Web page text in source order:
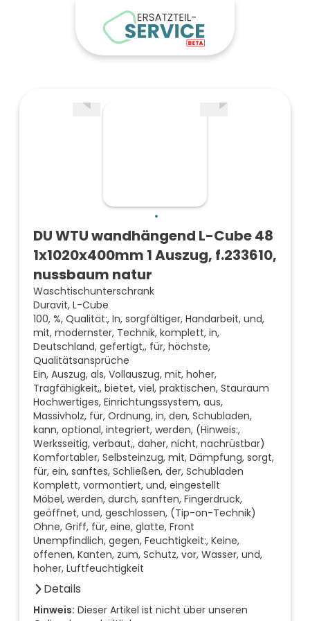
DU WTU wandhängend L-Cube 48
1x1020x400mm 1 Auszug, f.233610,
nussbaum natur
Waschtischunterschrank
Duravit, L-Cube
100, %, Qualität:, In, sorgfältiger, Handarbeit, und,
mit, modernster, Technik, komplett, in,
Deutschland, gefertigt,, für, höchste,
Qualitätsansprüche
Ein, Auszug, als, Vollauszug, mit, hoher,
Tragfähigkeit,, bietet, viel, praktischen, Stauraum
Hochwertiges, Einrichtungssystem, aus,
Massivholz, für, Ordnung, in, den, Schubladen,
kann, optional, integriert, werden, (Hinweis:,
Werksseitig, verbaut,, daher, nicht, nachrüstbar)
Komfortabler, Selbsteinzug, mit, Dämpfung, sorgt,
für, ein, sanftes, Schließen, der, Schubladen
Komplett, vormontiert, und, eingestellt
Möbel, werden, durch, sanften, Fingerdruck,
geöffnet, und, geschlossen, (Tip-on-Technik)
Ohne, Griff, für, eine, glatte, Front
Unempfindlich, gegen, Feuchtigkeit:, Keine,
offenen, Kanten, zum, Schutz, vor, Wasser, und,
hoher, Luftfeuchtigkeit
Details
Anzahl der Fächer (Stück)
Hinweis: Dieser Artikel ist nicht über unseren